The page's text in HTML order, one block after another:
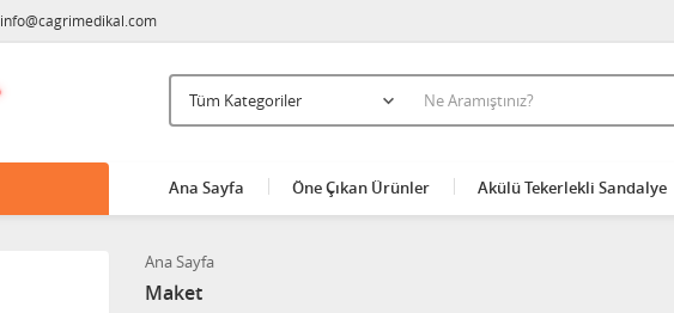
info@cagrimedikal.com
Ana Sayfa Öne Çıkan Ürünler Akülü Tekerlekli Sandalye
Ana Sayfa
Maket